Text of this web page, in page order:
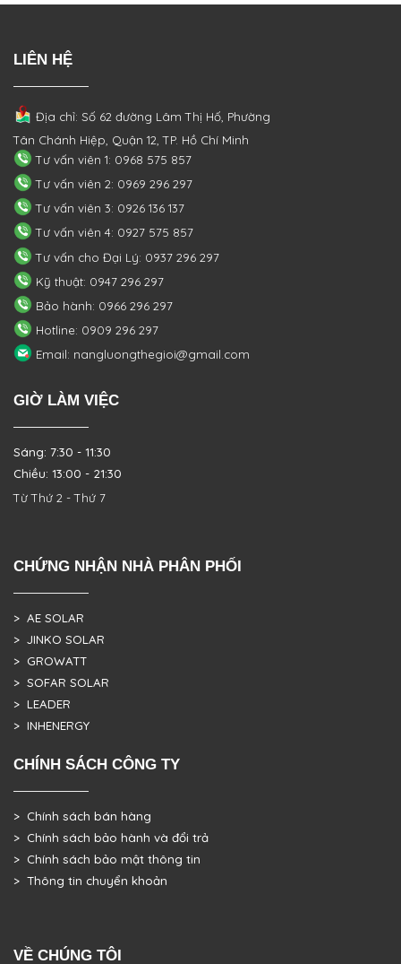
LIÊN HỆ
Địa chỉ: Số 62 đường Lâm Thị Hố, Phường
Tân Chánh Hiệp, Quận 12, TP. Hồ Chí Minh
Tư vấn viên 1: 0968 575 857
Tư vấn viên 2: 0969 296 297
Tư vấn viên 3: 0926 136 137
Tư vấn viên 4: 0927 575 857
Tư vấn cho Đại Lý: 0937 296 297
Kỹ thuật: 0947 296 297
Bảo hành: 0966 296 297
Hotline: 0909 296 297
Email: nangluongthegioi@gmail.com
GIỜ LÀM VIỆC
Sáng: 7:30 - 11:30
Chiều: 13:00 - 21:30
Từ Thứ 2 - Thứ 7
CHỨNG NHẬN NHÀ PHÂN PHỐI
> AE SOLAR
> JINKO SOLAR
> GROWATT
> SOFAR SOLAR
> LEADER
> INHENERGY
CHÍNH SÁCH CÔNG TY
> Chính sách bán hàng
> Chính sách bảo hành và đổi trả
> Chính sách bảo mật thông tin
> Thông tin chuyển khoản
VỀ CHÚNG TÔI